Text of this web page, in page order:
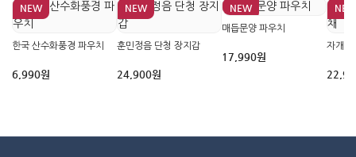
NEW
한국 산수화풍경 파우치
6,990원
NEW
훈민정음 단청 장지갑
24,900원
NEW
매듭문양 파우치
17,990원
NEW
자개